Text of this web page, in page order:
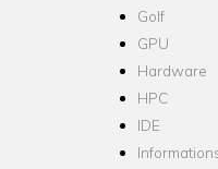
Golf
GPU
Hardware
HPC
IDE